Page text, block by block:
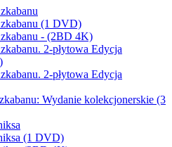
(1 DVD)
- (2BD 4K)
2-płytowa Edycja
2-płytowa Edycja
Wydanie kolekcjonerskie (3
(1 DVD)